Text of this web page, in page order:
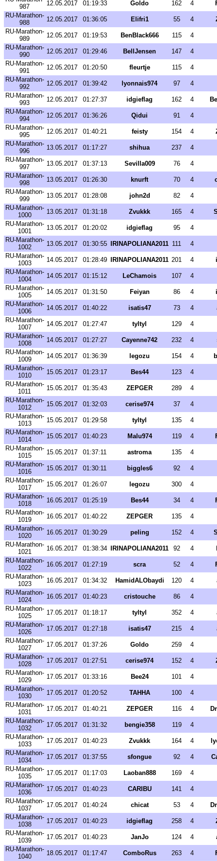
987
12.05.2017 01:19:33 Goldo 162 4
RU-Marathon-
988
12.05.2017 01:36:05 Elifri1 55 4
RU-Marathon-
989
12.05.2017 01:19:53 BenBlack666 115
4
RU-Marathon-
990
12.05.2017 01:29:46 BellJensen 147
4
RU-Marathon-
991
12.05.2017 01:20:50 fleurtje 115
4
RU-Marathon-
992
12.05.2017 01:39:42 lyonnais974 97
4
RU-Marathon-
993
12.05.2017 01:27:37 idgieflag 162 4
RU-Marathon-
994
12.05.2017 01:36:26 Qidui 91
4
RU-Marathon-
995
12.05.2017 01:40:21 feisty 154 4
RU-Marathon-
996
13.05.2017 01:17:27 shihua 237
4
RU-Marathon-
997
13.05.2017 01:37:13 Sevilla009 76
4
RU-Marathon-
998
13.05.2017 01:26:30 knurft 70 4
RU-Marathon-
999
13.05.2017 01:28:08 john2d 82
4
RU-Marathon-
1000
13.05.2017 01:31:18 Zvukkk 165 4
RU-Marathon-
1001
13.05.2017 01:20:02 idgieflag 95
4
RU-Marathon-
1002
13.05.2017 01:30:55 IRINAPOLIANA2011 111 4
RU-Marathon-
1003
14.05.2017 01:28:49 IRINAPOLIANA2011 201 4
RU-Marathon-
1004
14.05.2017 01:15:12 LeChamois 107
4
RU-Marathon-
1005
14.05.2017 01:31:50 Feiyan 86 4
RU-Marathon-
1006
14.05.2017 01:40:22 isatis47 73 4
RU-Marathon-
1007
14.05.2017 01:27:47 tyltyl 129
4
RU-Marathon-
1008
14.05.2017 01:27:27 Cayenne742 232 4
RU-Marathon-
1009
14.05.2017 01:36:39 legozu 154 4
RU-Marathon-
1010
15.05.2017 01:23:17 Bes44 123
4
RU-Marathon-
1011
15.05.2017 01:35:43 ZEPGER 289
4
RU-Marathon-
1012
15.05.2017 01:32:03 cerise974 37
4
RU-Marathon-
1013
15.05.2017 01:29:58 tyltyl 135
4
RU-Marathon-
1014
15.05.2017 01:40:23 Malu974 119 4
RU-Marathon-
1015
15.05.2017 01:37:11 astroma 135
4
RU-Marathon-
1016
15.05.2017 01:30:11 biggles6 92
4
RU-Marathon-
1017
15.05.2017 01:26:07 legozu 300
4
RU-Marathon-
1018
16.05.2017 01:25:19 Bes44 34 4
RU-Marathon-
1019
16.05.2017 01:40:22 ZEPGER 135
4
RU-Marathon-
1020
16.05.2017 01:30:29 peling 152 4
RU-Marathon-
1021
16.05.2017 01:38:34 IRINAPOLIANA2011 92 4
RU-Marathon-
1022
16.05.2017 01:27:19 scra 52 4
RU-Marathon-
1023
16.05.2017 01:34:32 HamidALObaydi 120 4
RU-Marathon-
1024
16.05.2017 01:40:23 cristouche 86
4
RU-Marathon-
1025
17.05.2017 01:18:17 tyltyl 352 4
RU-Marathon-
1026
17.05.2017 01:27:18 isatis47 215 4
RU-Marathon-
1027
17.05.2017 01:37:26 Goldo 259
4
RU-Marathon-
1028
17.05.2017 01:27:51 cerise974 152 4
RU-Marathon-
1029
17.05.2017 01:33:16 Bee24 101
4
RU-Marathon-
1030
17.05.2017 01:20:52 TAHHA 100
4
RU-Marathon-
1031
17.05.2017 01:40:21 ZEPGER 116 4
RU-Marathon-
1032
17.05.2017 01:31:32 bengie358 119
4
RU-Marathon-
1033
17.05.2017 01:40:23 Zvukkk 164 4
RU-Marathon-
1034
17.05.2017 01:37:55 sfongue 92 4
RU-Marathon-
1035
17.05.2017 01:17:03 Laoban888 169
4
RU-Marathon-
1036
17.05.2017 01:40:23 CARIBU 141
4
RU-Marathon-
1037
17.05.2017 01:40:24 chicat 53 4
RU-Marathon-
1038
17.05.2017 01:40:23 idgieflag 258 4
RU-Marathon-
1039
17.05.2017 01:40:23 JanJo 124 4
RU-Marathon-
1040
18.05.2017 01:17:47 ComboRus 263 4